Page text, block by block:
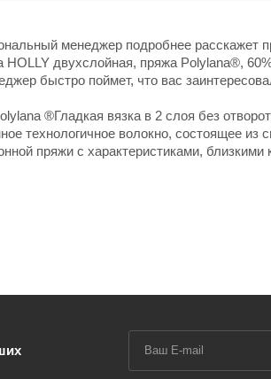
менеджер подробнее расскажет
двухслойная, пряжа Polylana®,
быстро поймет, что вас
®Гладкая вязка в 2 слоя без
технологичное волокно, состоящее из
пряжи с характеристиками, близкими